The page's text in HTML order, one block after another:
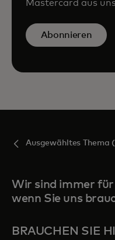
Mastercard aus
Abonnieren
Ausgewähltes Thema
Wir sind immer für
wenn Sie uns
BRAUCHEN SIE